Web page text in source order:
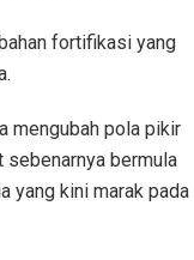
fortifikasi yang
mengubah pola pikir
sebenarnya bermula
yang kini marak pada